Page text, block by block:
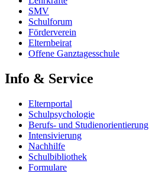
SMV
Schulforum
Förderverein
Elternbeirat
Offene Ganztagesschule
Info & Service
Elternportal
Schulpsychologie
Berufs- und Studienorientierung
Intensivierung
Nachhilfe
Schulbibliothek
Formulare